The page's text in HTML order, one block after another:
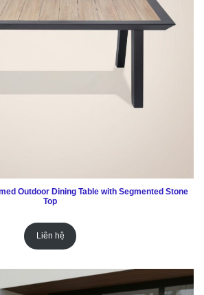
Outdoor Dining Table with Segmented Stone
Top
Liên hệ